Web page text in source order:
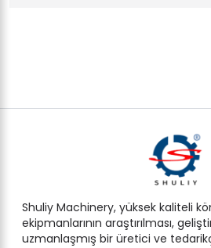
Shuliy Machinery, yüksek kaliteli
ekipmanlarının araştırılması,
uzmanlaşmış bir üretici ve